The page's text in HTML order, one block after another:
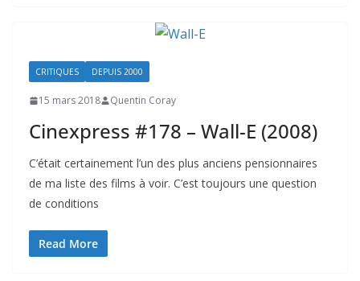
CRITIQUES DEPUIS 2000
15 mars 2018 Quentin Coray
Cinexpress #178 – Wall-E (2008)
C’était certainement l’un des plus anciens pensionnaires
de ma liste des films à voir. C’est toujours une question
de conditions
Read More